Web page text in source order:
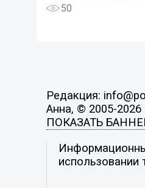
50
Редакция:
Анна, © 2005-2026
ПОКАЗАТЬ
использовании